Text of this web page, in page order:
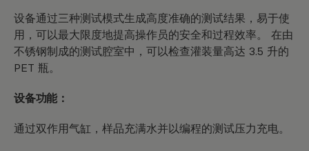
设备通过三种测试模式生成高度准确的测试结果，易于使
用，可以最大限度地提高操作员的安全和过程效率。 在由
不锈钢制成的测试腔室中，可以检查灌装量高达 3.5 升的
PET 瓶。
设备功能：
通过双作用气缸，样品充满水并以编程的测试压力充电。